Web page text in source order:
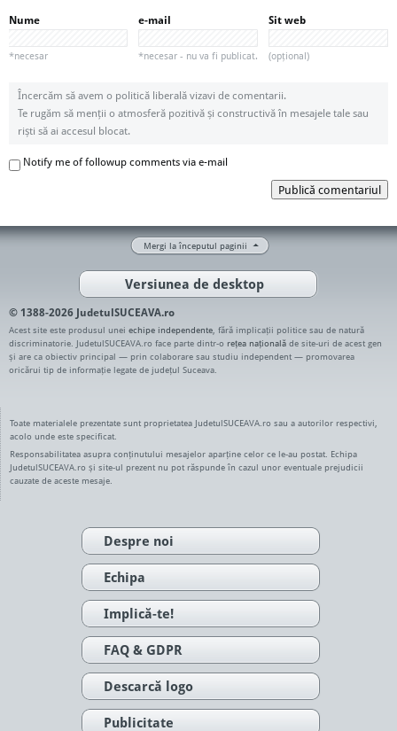
Nume
*necesar
e-mail
*necesar - nu va fi publicat.
Sit web
(opțional)
Încercăm să avem o politică liberală vizavi de comentarii.
Te rugăm să menții o atmosferă pozitivă și constructivă în mesajele tale sau
riști să ai accesul blocat.
Notify me of followup comments via e-mail
Publică comentariul
Mergi la începutul paginii
Versiunea de desktop
© 1388-2026 JudetulSUCEAVA.ro
Acest site este produsul unei echipe independente , fără implicații politice sau de natură
discriminatorie. JudetulSUCEAVA.ro face parte dintr-o rețea națională de site-uri de acest gen
și are ca obiectiv principal — prin colaborare sau studiu independent — promovarea
oricărui tip de informație legate de județul Suceava.
Toate materialele prezentate sunt proprietatea JudetulSUCEAVA.ro sau a autorilor respectivi,
acolo unde este specificat.
Responsabilitatea asupra conținutului mesajelor aparține celor ce le-au postat. Echipa
JudetulSUCEAVA.ro și site-ul prezent nu pot răspunde în cazul unor eventuale prejudicii
cauzate de aceste mesaje.
Despre noi
Echipa
Implică-te!
FAQ & GDPR
Descarcă logo
Publicitate